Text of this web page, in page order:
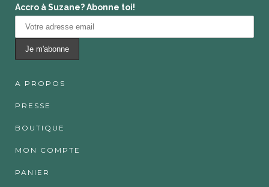
Accro à Suzane? Abonne toi!
A PROPOS
PRESSE
BOUTIQUE
MON COMPTE
PANIER